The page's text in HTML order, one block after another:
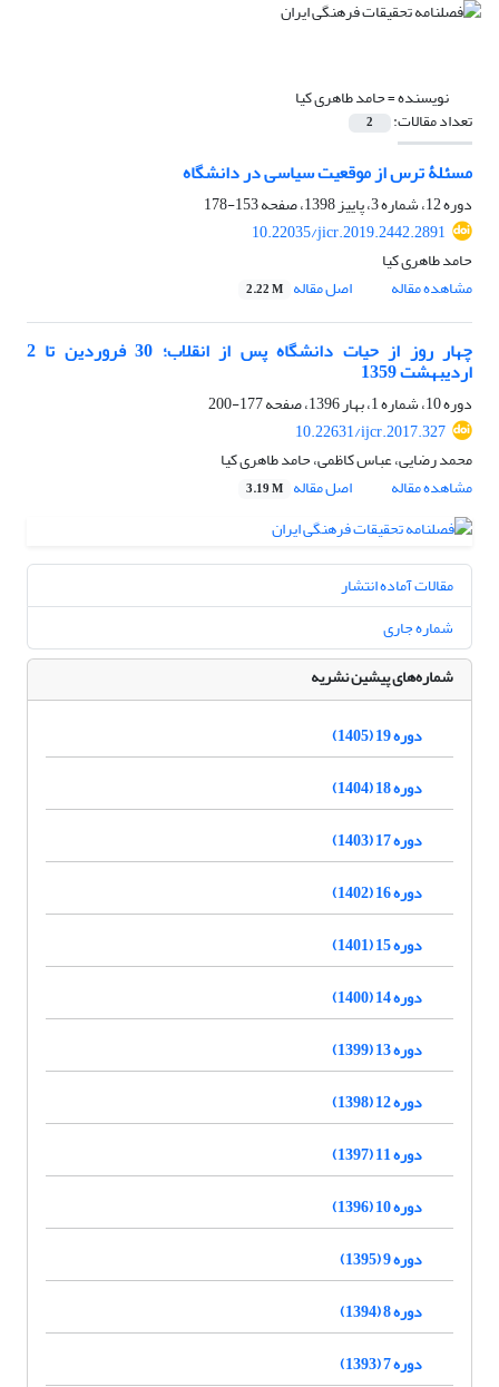
نویسنده =حامد طاهری کیا
تعداد مقالات: 2
مسئلۀ ترس از موقعیت سیاسی در دانشگاه
دوره 12، شماره 3، پاییز 1398، صفحه
153-178
10.22035/jicr.2019.2442.2891
حامد طاهری کیا
مشاهده مقاله
اصل مقاله 2.22 M
چهار روز از حیات دانشگاه پس از انقلاب؛ 30 فروردین تا 2
اردیبهشت 1359
دوره 10، شماره 1، بهار 1396، صفحه
177-200
10.22631/ijcr.2017.327
محمد رضایی، عباس کاظمی، حامد طاهری کیا
مشاهده مقاله
اصل مقاله 3.19 M
مقالات آماده انتشار
شماره جاری
شماره‌های پیشین نشریه
دوره 19 (1405)
دوره 18 (1404)
دوره 17 (1403)
دوره 16 (1402)
دوره 15 (1401)
دوره 14 (1400)
دوره 13 (1399)
دوره 12 (1398)
دوره 11 (1397)
دوره 10 (1396)
دوره 9 (1395)
دوره 8 (1394)
دوره 7 (1393)